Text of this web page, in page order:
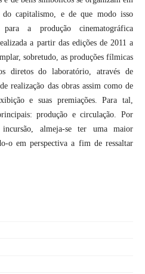
capitalismo, e de que modo isso
a produção cinematográfica
a partir das edições de 2011 a
sobretudo, as produções fílmicas
diretos do laboratório, através de
realização das obras assim como de
e suas premiações. Para tal,
produção e circulação. Por
almeja-se ter uma maior
o em perspectiva a fim de ressaltar